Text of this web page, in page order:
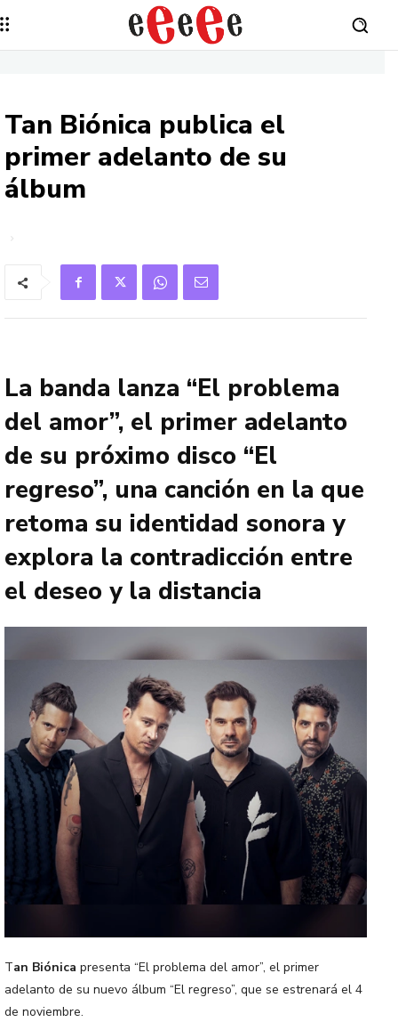
Tan Biónica publica el
primer adelanto de su
álbum
La banda lanza “El problema
del amor”, el primer adelanto
de su próximo disco “El
regreso”, una canción en la que
retoma su identidad sonora y
explora la contradicción entre
el deseo y la distancia
Tan Biónica presenta “El problema del amor”, el primer
adelanto de su nuevo álbum “El regreso”, que se estrenará el 4
de noviembre.